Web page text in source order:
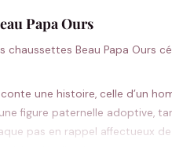
Papa Ours
Beau Papa Ours
une histoire, celle d’un
figure paternelle adoptive,
pas en rappel affectueux